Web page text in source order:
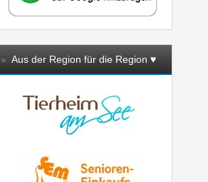
» Aus der Region für die Region ♥️